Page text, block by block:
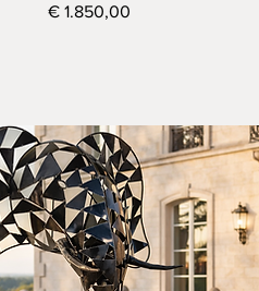
Preço
€ 1.850,00